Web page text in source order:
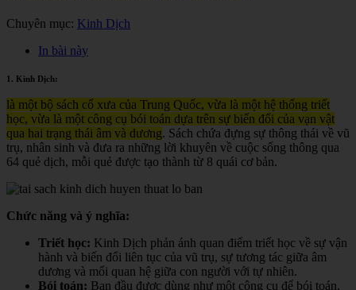
Chuyên mục: Kinh Dịch
In bài này
1. Kinh Dịch:
là một bộ sách cổ xưa của Trung Quốc, vừa là một hệ thống triết
học, vừa là một công cụ bói toán dựa trên sự biến đổi của vạn vật
qua hai trạng thái âm và dương. Sách chứa đựng sự thông thái về vũ
trụ, nhân sinh và đưa ra những lời khuyên về cuộc sống thông qua
64 quẻ dịch, mỗi quẻ được tạo thành từ 8 quái cơ bản.
Chức năng và ý nghĩa:
Triết học: Kinh Dịch phản ánh quan điểm triết học về sự vận
hành và biến đổi liên tục của vũ trụ, sự tương tác giữa âm
dương và mối quan hệ giữa con người với tự nhiên.
Bói toán: Ban đầu được dùng như một công cụ để bói toán,